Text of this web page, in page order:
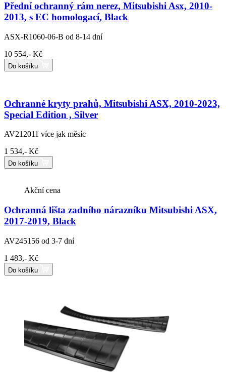
Přední ochranný rám nerez, Mitsubishi Asx, 2010-
2013, s EC homologací, Black
ASX-R1060-06-B od 8-14 dní
10 554,- Kč
Do košíku
Ochranné kryty prahů, Mitsubishi ASX, 2010-2023,
Special Edition , Silver
AV212011 více jak měsíc
1 534,- Kč
Do košíku
Akční cena
Ochranná lišta zadního nárazníku Mitsubishi ASX,
2017-2019, Black
AV245156 od 3-7 dní
1 483,- Kč
Do košíku